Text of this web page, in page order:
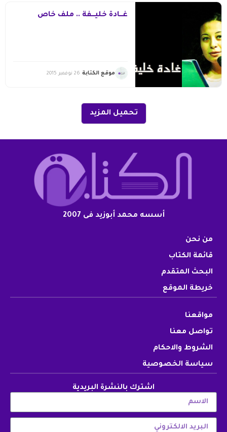
غـــادة خليـــفة .. ملف خاص
موقع الكتابة 26 نوفمبر 2015
تحميل المزيد
أسسه محمد أبوزيد فى 2007
من نحن
قائمة الكتاب
البحث المتقدم
خريطة الموقع
مواقعنا
تواصل معنا
الشروط والاحكام
سياسة الخصوصية
اشترك بالنشرة البريدية